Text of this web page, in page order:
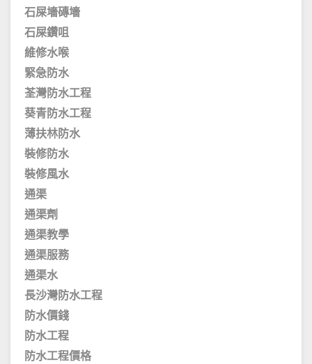
石屎墻磚墻
石屎鑽咀
維修水喉
緊急防水
荃灣防水工程
葵青防水工程
薄扶林防水
裝修防水
裝修風水
通渠
通渠劑
通渠教學
通渠服務
通渠水
長沙灣防水工程
防水價錢
防水工程
防水工程價格